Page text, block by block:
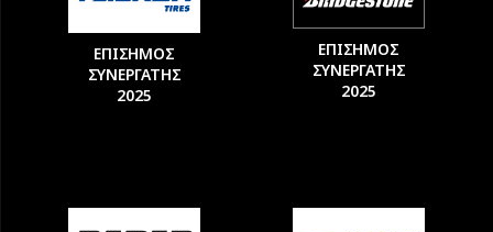
ΕΠΙΣΗΜΟΣ
ΣΥΝΕΡΓΑΤΗΣ
2025
ΕΠΙΣΗΜΟΣ
ΣΥΝΕΡΓΑΤΗΣ
2025